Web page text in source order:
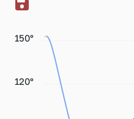
120°
150°